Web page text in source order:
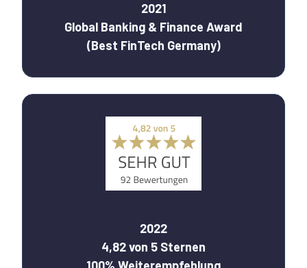
2021
Global Banking & Finance Award
(Best FinTech Germany)
2022
4,82 von 5 Sternen